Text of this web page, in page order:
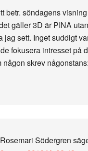
betr. söndagens visning
gäller 3D är PINA
jag sett. Inget suddigt
fokusera intresset på
någon skrev
Rosemari Södergren